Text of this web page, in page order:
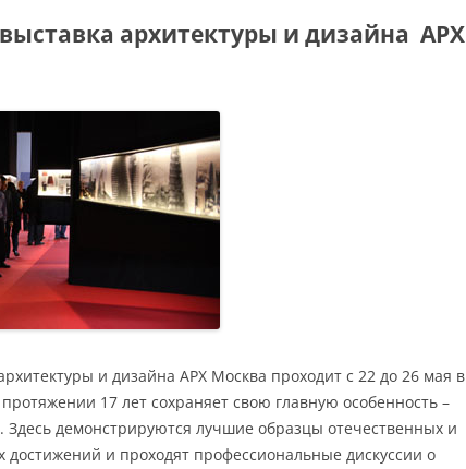
архитектуры и дизайна АРХ
и дизайна АРХ Москва проходит с 22 до 26 мая в
17 лет сохраняет свою главную особенность –
Здесь демонстрируются лучшие образцы отечественных и
достижений и проходят профессиональные дискуссии о